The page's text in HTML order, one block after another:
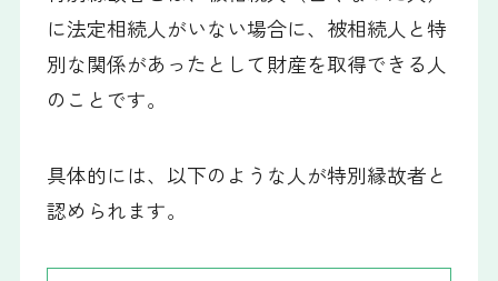
に法定相続人がいない場合に、被相続人と特
別な関係があったとして財産を取得できる人
のことです。
具体的には、以下のような人が特別縁故者と
認められます。